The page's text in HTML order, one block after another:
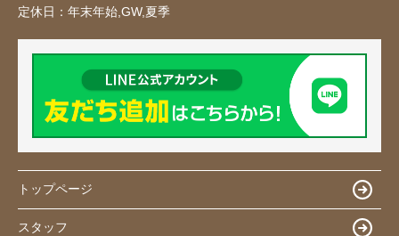
定休日： 年末年始,GW,夏季
トップページ
スタッフ